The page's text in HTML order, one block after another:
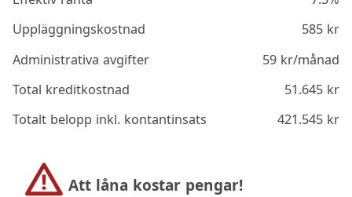
Uppläggningskostnad
585kr
Administrativa avgifter
59kr/månad
Total kreditkostnad
51.645kr
Totalt belopp inkl. kontantinsats
421.545kr
Att låna kostar pengar!